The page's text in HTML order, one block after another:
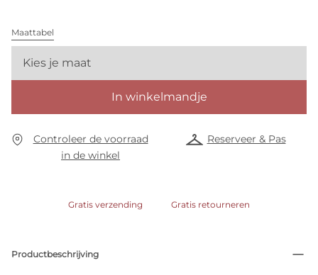
Maattabel
Kies je maat
In winkelmandje
Controleer de voorraad
in de winkel
Reserveer & Pas
Gratis verzending Gratis retourneren
Productbeschrijving